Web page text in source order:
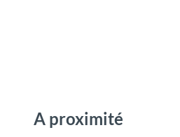
A proximité